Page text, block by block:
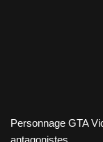
Personnage GTA
antagonistes